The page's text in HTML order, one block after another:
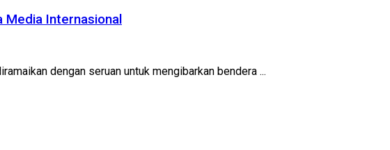
Internasional
dengan seruan untuk mengibarkan bendera ...